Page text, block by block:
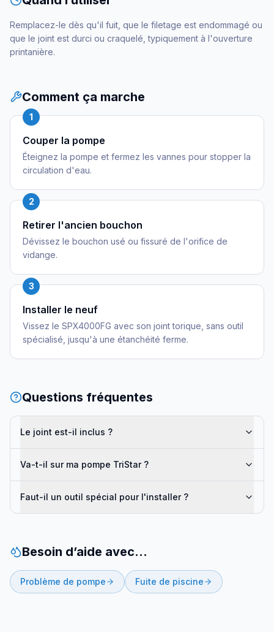
Remplacez-le dès qu'il fuit, que le filetage est endommagé ou
que le joint est durci ou craquelé, typiquement à l'ouverture
printanière.
Comment ça marche
1
Couper la pompe
Éteignez la pompe et fermez les vannes pour stopper la
circulation d'eau.
2
Retirer l'ancien bouchon
Dévissez le bouchon usé ou fissuré de l'orifice de
vidange.
3
Installer le neuf
Vissez le SPX4000FG avec son joint torique, sans outil
spécialisé, jusqu'à une étanchéité ferme.
Questions fréquentes
Le joint est-il inclus ?
Va-t-il sur ma pompe TriStar ?
Faut-il un outil spécial pour l'installer ?
Besoin d’aide avec…
Problème de pompe Fuite de piscine